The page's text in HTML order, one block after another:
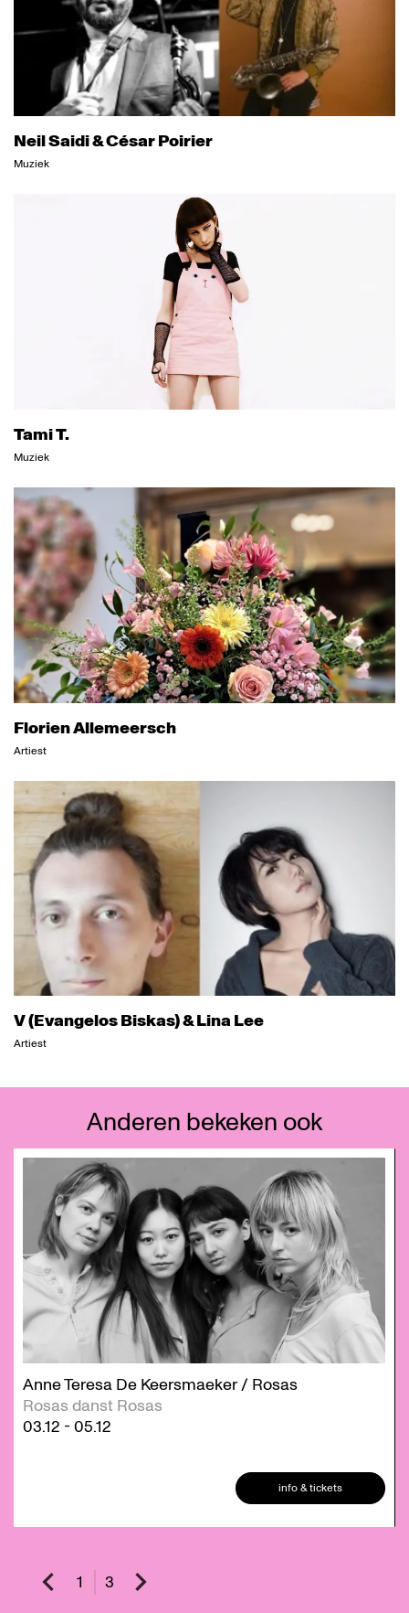
Neil Saidi & César Poirier
Muziek
Tami T.
Muziek
Florien Allemeersch
Artiest
V (Evangelos Biskas) & Lina Lee
Artiest
Anderen bekeken ook
Overslaan
Anne Teresa De Keersmaeker / Rosas
Rosas danst Rosas
03.12 - 05.12
info & tickets
1 3